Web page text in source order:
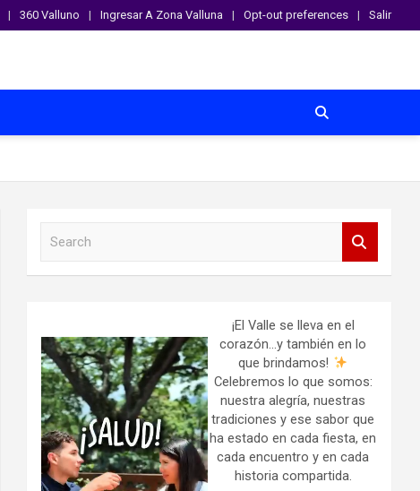
360 Valluno Ingresar A Zona Valluna Opt-out preferences Salir
¡El Valle se lleva en el
corazón…y también en lo
que brindamos!
Celebremos lo que somos:
nuestra alegría, nuestras
tradiciones y ese sabor que
ha estado en cada fiesta, en
cada encuentro y en cada
historia compartida.